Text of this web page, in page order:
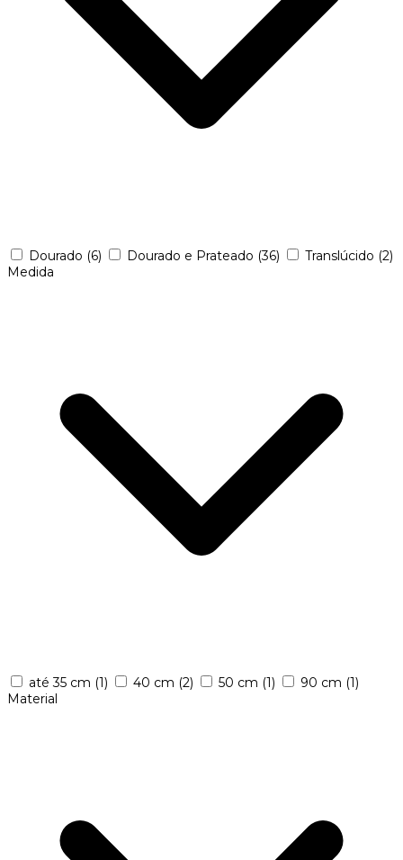
Dourado (6) Dourado e Prateado (36) Translúcido (2)
Medida
até 35 cm (1) 40 cm (2) 50 cm (1) 90 cm (1)
Material